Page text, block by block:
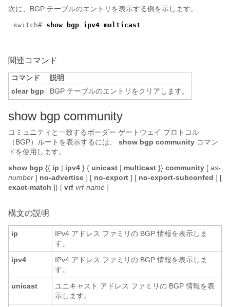
次に、BGP テーブルのエントリを表示する例を示します。
switch# show bgp ipv4 multicast
関連コマンド
コマンド
説明
clear bgp
BGP テーブルのエントリをクリアします。
show bgp community
コミュニティと一致するボーダー ゲートウェイ プロトコル
（BGP）ルートを表示するには、
show bgp community コマン
ドを使用します。
show bgp {{ ip | ipv4 } { unicast | multicast }} community [ as-
number ] no-advertise ] [ no-export ] [ no-export-subconfed ] [
exact-match ]} [ vrf vrf-name ]
構文の説明
ip
IPv4 アドレス ファミリの BGP 情報を表示しま
す。
ipv4
IPv4 アドレス ファミリの BGP 情報を表示しま
す。
unicast
ユニキャスト アドレス ファミリの BGP 情報を表
示します。